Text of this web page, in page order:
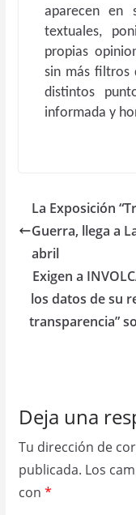
aparecen en
textuales,
propias
sin más filtros
distintos
informada y
La Exposición
Guerra, llega a
abril
Exigen a
los datos de su
transparencia”
Deja una
Tu dirección de
publicada. Los
con *